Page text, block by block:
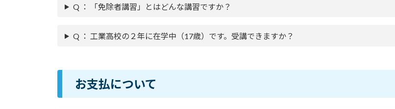
Q ： 「免除者講習」とはどんな講習ですか？
Q ： 工業高校の２年に在学中（17歳）です。受講できますか？
お支払について